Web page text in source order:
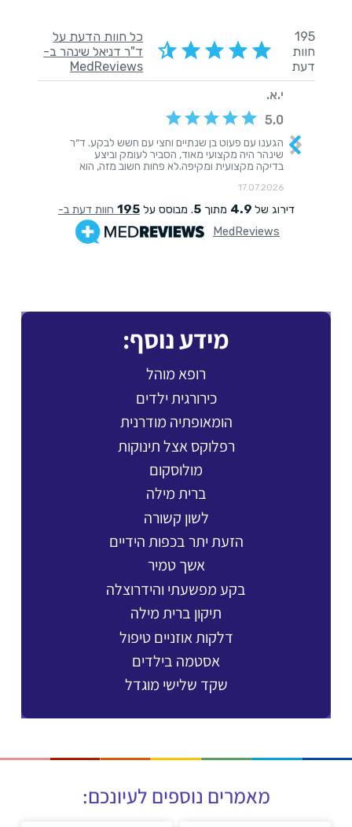
מידע נוסף:
רופא מוהל
כירורגית ילדים
הומאופתיה מודרנית
רפלוקס אצל תינוקות
מולוסקום
ברית מילה
לשון קשורה
הזעת יתר בכפות הידיים
אשך טמיר
בקע מפשעתי והידרוצלה
תיקון ברית מילה
דלקות אוזניים טיפול
אסטמה בילדים
שקד שלישי מוגדל
מאמרים נוספים לעיונכם: